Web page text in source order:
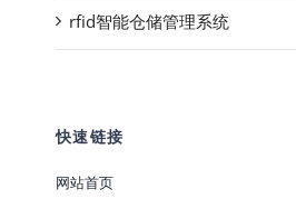
rfid智能仓储管理系统
快速链接
网站首页